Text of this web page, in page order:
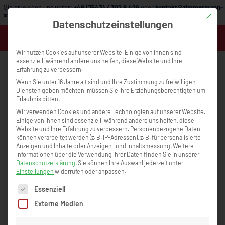
MENÜ
Sie erreichen uns unter:+49 (7543) / 302 8 426oderkontakt@zimmermann-
strategie.de
Mit
Datenschutzeinstellungen
Wir nutzen Cookies auf unserer Website. Einige von ihnen sind
essenziell, während andere uns helfen, diese Website und Ihre
Erfahrung zu verbessern.
Wenn Sie unter 16 Jahre alt sind und Ihre Zustimmung zu freiwilligen
Diensten geben möchten, müssen Sie Ihre Erziehungsberechtigten um
Erlaubnis bitten.
Wir verwenden Cookies und andere Technologien auf unserer Website.
Einige von ihnen sind essenziell, während andere uns helfen, diese
Website und Ihre Erfahrung zu verbessern. Personenbezogene Daten
können verarbeitet werden (z. B. IP-Adressen), z. B. für personalisierte
Anzeigen und Inhalte oder Anzeigen- und Inhaltsmessung.Weitere
Informationen über die Verwendung Ihrer Daten finden Sie in unserer
Datenschutzerklärung.Sie können Ihre Auswahl jederzeit unter
Einstellungen widerrufen oder anpassen.
Es folgt eine Liste der Service-Gruppen, für die eine
Essenziell
Externe Medien